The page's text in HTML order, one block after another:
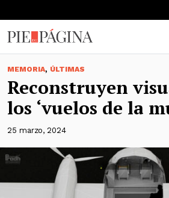
MEMORIA, ÚLTIMAS
Reconstruyen
los ‘vuelos de la
25 marzo, 2024